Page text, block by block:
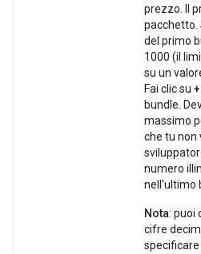
prezzo. Il
pacchetto.
del primo
1000 (il
su un
Fai clic su
bundle.
massimo
che tu non
numero
nell'ultimo
Nota: puoi
cifre